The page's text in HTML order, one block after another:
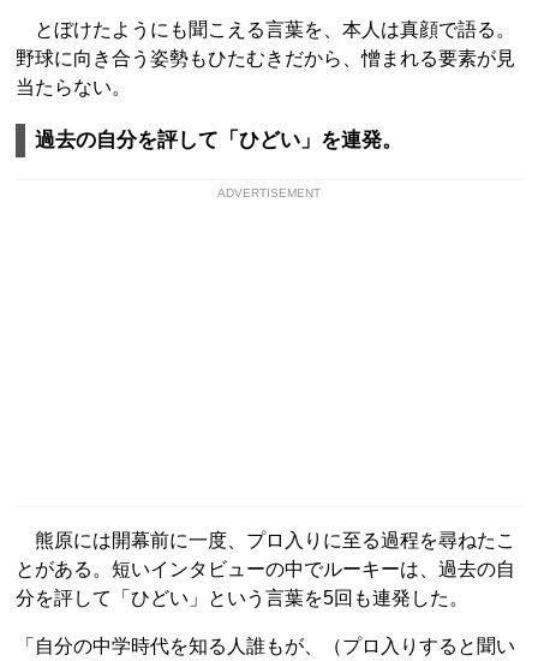
とぼけたようにも聞こえる言葉を、本人は真顔で語る。
野球に向き合う姿勢もひたむきだから、憎まれる要素が見
当たらない。
過去の自分を評して「ひどい」を連発。
ADVERTISEMENT
熊原には開幕前に一度、プロ入りに至る過程を尋ねたこ
とがある。短いインタビューの中でルーキーは、過去の自
分を評して「ひどい」という言葉を5回も連発した。
「自分の中学時代を知る人誰もが、（プロ入りすると聞い